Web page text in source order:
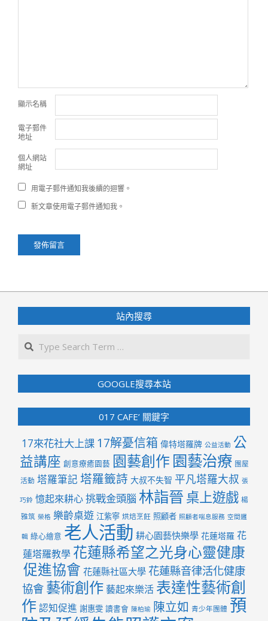
顯示名稱
電子郵件
地址
個人網站
網址
用電子郵件通知我後續的迴響。
新文章使用電子郵件通知我。
站內搜尋
GOOGLE搜尋本站
017 CAFE’ 關鍵字
17來花社大上課 17解憂信箱 偉特塔羅牌 公益活動 公
益講座 創意療癒園藝 園藝創作 園藝治療 團屋
活動 塔羅筆記 塔羅籤詩 大叔不失智 平凡塔羅大叔 張
巧鈴 憶起來耕心挑戰金頭腦 林詣晉桌上遊戲 楊
雅筑 榮格 樂齡桌遊 江紫寧 烘焙烹飪 照顧者 照顧者喘息服務 空間邏
輯 綠心繪意 老人活動 耕心園藝快樂學 花蓮塔羅 花
蓮塔羅教學 花蓮縣希望之光身心靈健康
促進協會 花蓮縣社區大學 花蓮縣音律活化健康
協會 藝術創作藝起來樂活 表達性藝術創
作 認知促進 謝惠雯 讀書會 陳柏瑜 陳立如 青少年團體 預